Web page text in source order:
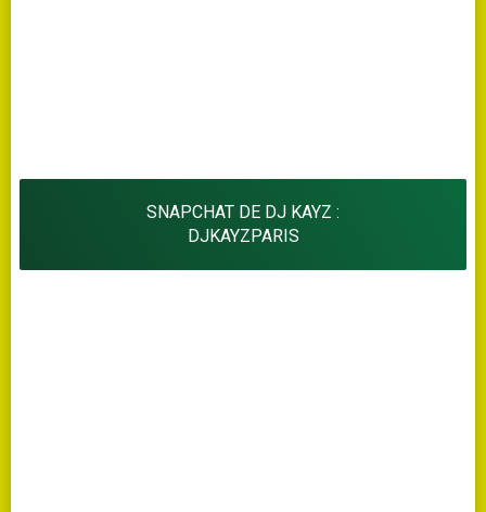
SNAPCHAT DE DJ KAYZ :
DJKAYZPARIS